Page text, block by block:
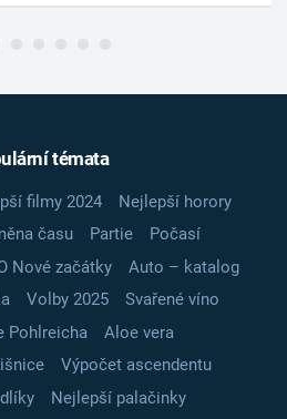
témata
filmy 2024
Nejlepší horory
času Partie
Počasí
Nové začátky
Auto – katalog
Volby 2025
Svařené víno
Pohlreicha
Aloe vera
Výpočet ascendentu
Nejlepší palačinky